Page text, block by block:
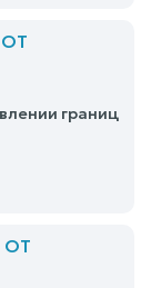
границ
ОТ